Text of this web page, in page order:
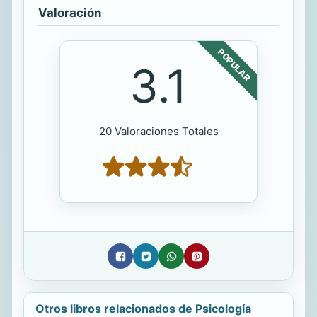
Valoración
POPULAR
3.1
20 Valoraciones Totales
Otros libros relacionados de Psicología